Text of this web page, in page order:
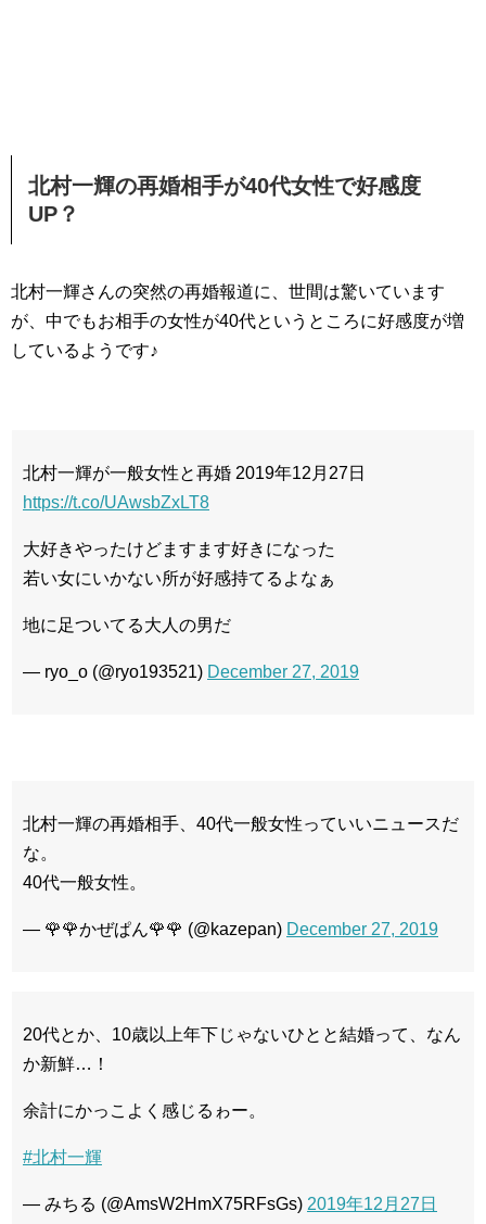
北村一輝の再婚相手が40代女性で好感度
UP？
北村一輝さんの突然の再婚報道に、世間は驚いています
が、中でもお相手の女性が40代というところに好感度が増
しているようです♪
北村一輝が一般女性と再婚 2019年12月27日
https://t.co/UAwsbZxLT8
大好きやったけどますます好きになった
若い女にいかない所が好感持てるよなぁ
地に足ついてる大人の男だ
— ryo_o (@ryo193521) December 27, 2019
北村一輝の再婚相手、40代一般女性っていいニュースだ
な。
40代一般女性。
— 🌹🌹かぜぱん🌹🌹 (@kazepan) December 27, 2019
20代とか、10歳以上年下じゃないひとと結婚って、なん
か新鮮…！
余計にかっこよく感じるゎー。
#北村一輝
— みちる (@AmsW2HmX75RFsGs) 2019年12月27日